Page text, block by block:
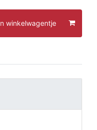
winkelwagentje